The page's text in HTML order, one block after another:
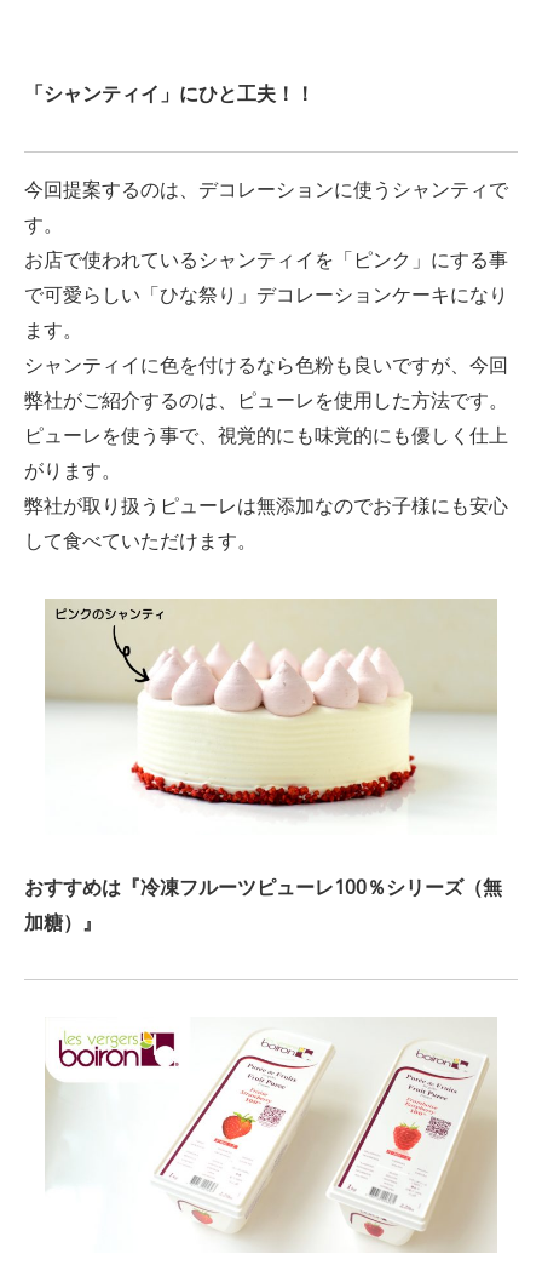
「シャンティイ」にひと工夫！！
今回提案するのは、デコレーションに使うシャンティで
す。
お店で使われているシャンティイを「ピンク」にする事
で可愛らしい「ひな祭り」デコレーションケーキになり
ます。
シャンティイに色を付けるなら色粉も良いですが、今回
弊社がご紹介するのは、ピューレを使用した方法です。
ピューレを使う事で、視覚的にも味覚的にも優しく仕上
がります。
弊社が取り扱うピューレは無添加なのでお子様にも安心
して食べていただけます。
おすすめは『冷凍フルーツピューレ100％シリーズ（無
加糖）』